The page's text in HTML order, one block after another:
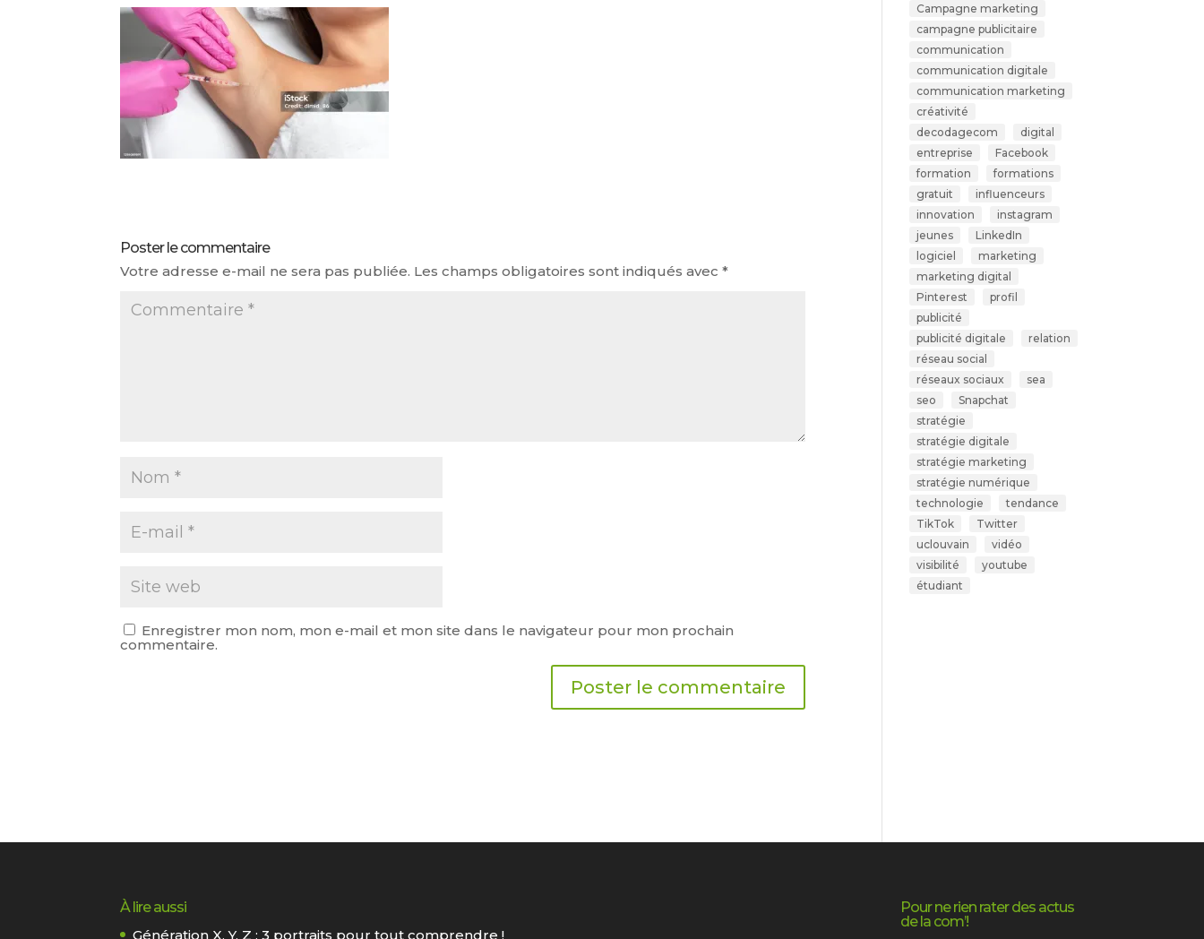
Poster le commentaire
Votre adresse e-mail ne sera pas publiée. Les champs obligatoires sont indiqués avec*
Enregistrer mon nom, mon e-mail et mon site dans le navigateur pour mon prochain
commentaire.
Campagne marketing
campagne publicitaire
communication
communication digitale
communication marketing
créativité
decodagecom
digital
entreprise
Facebook
formation
formations
gratuit
influenceurs
innovation
instagram
jeunes
LinkedIn
logiciel
marketing
marketing digital
Pinterest
profil
publicité
publicité digitale
relation
réseau social
réseaux sociaux
sea
seo
Snapchat
stratégie
stratégie digitale
stratégie marketing
stratégie numérique
technologie
tendance
TikTok
Twitter
uclouvain
vidéo
visibilité
youtube
étudiant
À lire aussi
Génération X, Y, Z : 3 portraits pour tout comprendre !
Pour ne rien rater des actus
de la com’!